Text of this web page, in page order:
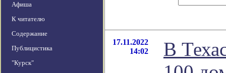
Афиша
К читателю
Содержание
Публицистика
"Курск"
17.11.2022
14:02
В